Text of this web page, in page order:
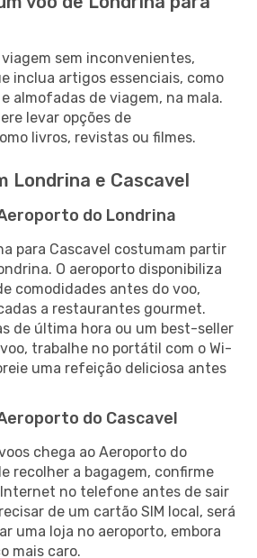
sem inconvenientes,
inclua artigos essenciais, como
almofadas de viagem, na mala.
levar opções de
livros, revistas ou filmes.
Londrina e Cascavel
do Londrina
para Cascavel costumam partir
O aeroporto disponibiliza
comodidades antes do voo,
a restaurantes gourmet.
de última hora ou um best-seller
trabalhe no portátil com o Wi-
uma refeição deliciosa antes
do Cascavel
chega ao Aeroporto do
recolher a bagagem, confirme
no telefone antes de sair
de um cartão SIM local, será
uma loja no aeroporto, embora
mais caro.